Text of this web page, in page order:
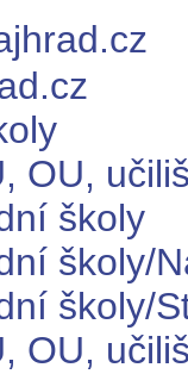
OU,
školy
školy/
školy/
OU,